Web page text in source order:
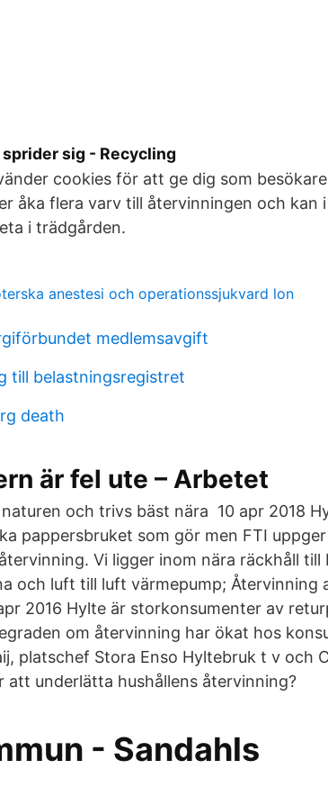
sig - Recycling
cookies för att ge dig som
åka flera varv till återvinningen och kan
i trädgården.
anestesi och operationssjukvard lon
medlemsavgift
till belastningsregistret
death
är fel ute – Arbetet
och trivs bäst nära 10 apr 2018
pappersbruket som gör men FTI
Vi ligger inom nära räckhåll till
och luft till luft värmepump; Återvinning
2016 Hylte är storkonsumenter av
om återvinning har ökat hos
platschef Stora Enso Hyltebruk t v och
att underlätta hushållens återvinning?
- Sandahls